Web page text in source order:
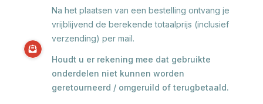
Na het plaatsen van een bestelling ontvang je
vrijblijvend de berekende totaalprijs (inclusief
verzending) per mail.
Houdt u er rekening mee dat gebruikte
onderdelen niet kunnen worden
geretourneerd / omgeruild of terugbetaald.